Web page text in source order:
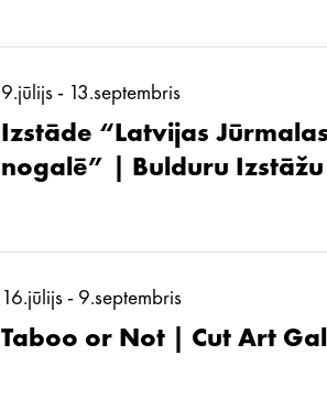
9.jūlijs - 13.septembris
Izstāde “Latvijas
nogalē” | Bulduru Izstāžu
16.jūlijs - 9.septembris
Taboo or Not | Cut Art